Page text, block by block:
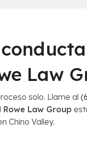
Law
solo. Llame al
Rowe Law Group
Chino Valley.